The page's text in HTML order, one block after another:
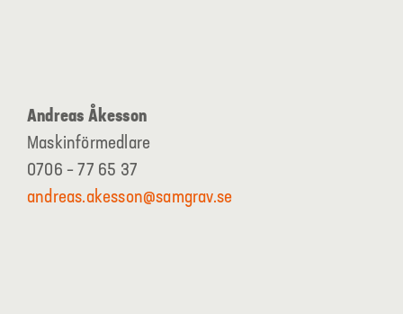
Andreas Åkesson
Maskinförmedlare
0706 – 77 65 37
andreas.akesson@samgrav.se